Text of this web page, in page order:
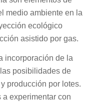
medio ambiente en la
ecológico
asistido por gas.
incorporación de la
posibilidades de
producción por lotes.
experimentar con